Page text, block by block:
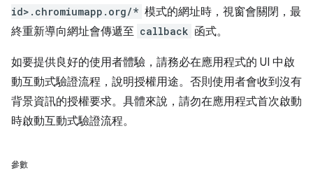
id>.chromiumapp.org/* 模式的網址時，視窗會關閉，最
終重新導向網址會傳遞至 callback 函式。
如要提供良好的使用者體驗，請務必在應用程式的 UI 中啟
動互動式驗證流程，說明授權用途。否則使用者會收到沒有
背景資訊的授權要求。具體來說，請勿在應用程式首次啟動
時啟動互動式驗證流程。
參數